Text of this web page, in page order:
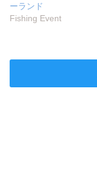
ーランド
Fishing Event